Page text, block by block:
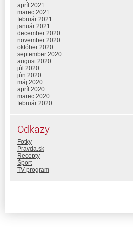
apríl 2021
marec 2021
február 2021
január 2021
december 2020
november 2020
október 2020
september 2020
august 2020
júl 2020
jún 2020
máj 2020
apríl 2020
marec 2020
február 2020
Odkazy
Fotky
Pravda.sk
Recepty
Šport
TV program